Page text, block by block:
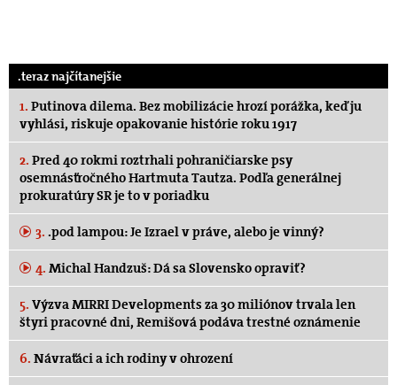
.teraz najčítanejšie
1. Putinova dilema. Bez mobilizácie hrozí porážka, keď ju
vyhlási, riskuje opakovanie histórie roku 1917
2. Pred 40 rokmi roztrhali pohraničiarske psy
osemnásťročného Hartmuta Tautza. Podľa generálnej
prokuratúry SR je to v poriadku
3. .pod lampou: Je Izrael v práve, alebo je vinný?
4. Michal Handzuš: Dá sa Slovensko opraviť?
5. Výzva MIRRI Developments za 30 miliónov trvala len
štyri pracovné dni, Remišová podáva trestné oznámenie
6. Návraťáci a ich rodiny v ohrození